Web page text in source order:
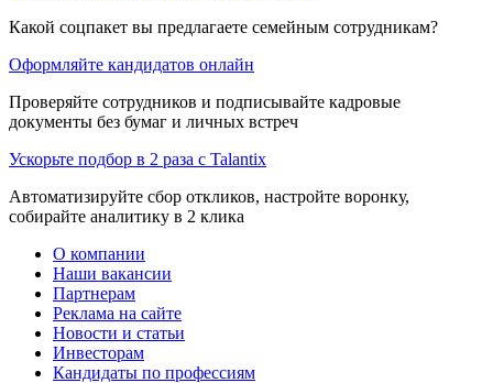
Какой соцпакет вы предлагаете семейным сотрудникам?
Оформляйте кандидатов онлайн
Проверяйте сотрудников и подписывайте кадровые
документы без бумаг и личных встреч
Ускорьте подбор в 2 раза с Talantix
Автоматизируйте сбор откликов, настройте воронку,
собирайте аналитику в 2 клика
О компании
Наши вакансии
Партнерам
Реклама на сайте
Новости и статьи
Инвесторам
Кандидаты по профессиям